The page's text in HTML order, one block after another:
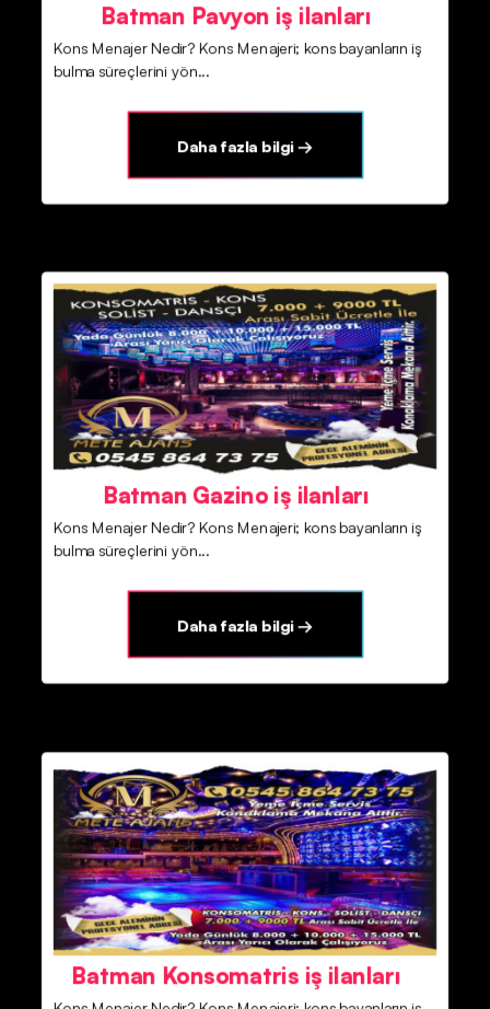
Batman Pavyon iş ilanları
Kons Menajer Nedir? Kons Menajeri; kons bayanların iş
bulma süreçlerini yön...
Daha fazla bilgi →
Batman Gazino iş ilanları
Kons Menajer Nedir? Kons Menajeri; kons bayanların iş
bulma süreçlerini yön...
Daha fazla bilgi →
Batman Konsomatris iş ilanları